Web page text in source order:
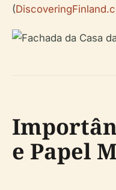
(
e Papel